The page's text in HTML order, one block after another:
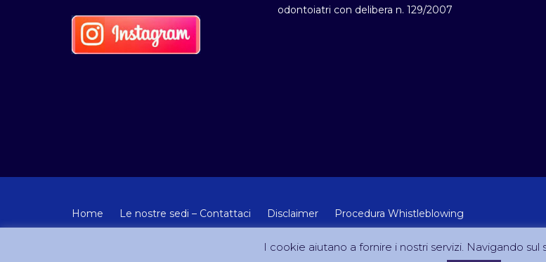
odontoiatri con delibera n. 129/2007
Home Le nostre sedi – Contattaci Disclaimer Procedura Whistleblowing
I cookie aiutano a fornire i nostri servizi. Navigando sul